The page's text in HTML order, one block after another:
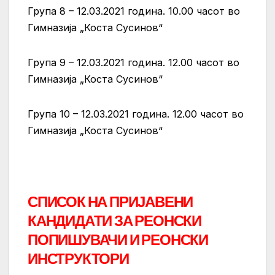
Група 8 – 12.03.2021 година. 10.00 часот во
Гимназија „Коста Сусинов“
Група 9 – 12.03.2021 година. 12.00 часот во
Гимназија „Коста Сусинов“
Група 10 – 12.03.2021 година. 12.00 часот во
Гимназија „Коста Сусинов“
СПИСОК НА ПРИЈАВЕНИ
КАНДИДАТИ ЗА РЕОНСКИ
ПОПИШУВАЧИ И РЕОНСКИ
ИНСТРУКТОРИ